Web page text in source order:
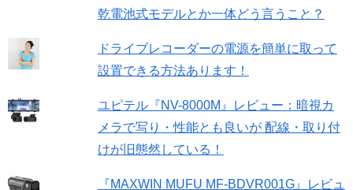
乾電池式モデルとか一体どう言うこと？
ドライブレコーダーの電源を簡単に取って
設置できる方法あります！
ユピテル『NV-8000M』レビュー：暗視カ
メラで写り・性能とも良いが 配線・取り付
けが旧態然している！
『MAXWIN MUFU MF-BDVR001G』レビュ